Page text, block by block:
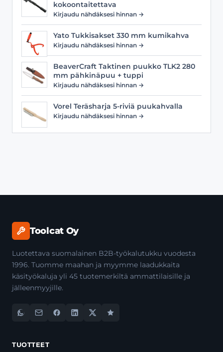
kokoontaitettava
Kirjaudu nähdäksesi hinnan →
Yato Tukkisakset 330 mm kumikahva
Kirjaudu nähdäksesi hinnan →
BeaverCraft Taktinen puukko TLK2 280
mm pähkinäpuu + tuppi
Kirjaudu nähdäksesi hinnan →
Vorel Teräsharja 5-riviä puukahvalla
Kirjaudu nähdäksesi hinnan →
Toolcat Oy
Luotettava suomalainen B2B-työkalutukku vuodesta
1996. Tuomme maahan ja myymme laadukkaita
käsityökaluja yli 45 tuotemerkiltä ammattilaisille ja
jälleenmyyjille.
TUOTTEET